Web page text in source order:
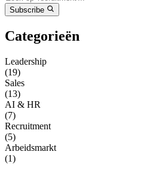
Subscribe
Categorieën
Leadership
(19)
Sales
(13)
AI & HR
(7)
Recruitment
(5)
Arbeidsmarkt
(1)